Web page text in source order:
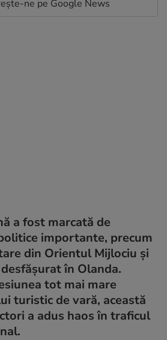
ne pe Google News
a fost marcată de
importante, precum
din Orientul Mijlociu și
în Olanda.
tot mai mare
turistic de vară, această
a adus haos în traficul